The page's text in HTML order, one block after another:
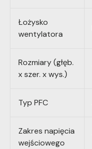
Łożysko
wentylatora
Rozmiary (głęb.
x szer. x wys.)
Typ PFC
Zakres napięcia
wejściowego